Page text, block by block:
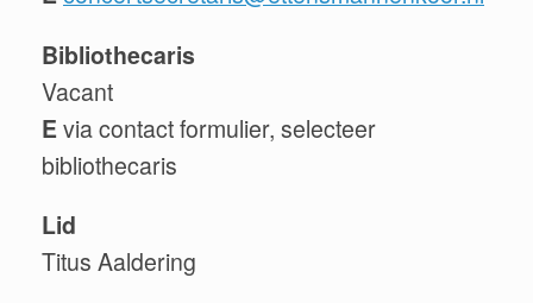
Bibliothecaris
Vacant
Evia contact formulier, selecteer
bibliothecaris
Lid
Titus Aaldering